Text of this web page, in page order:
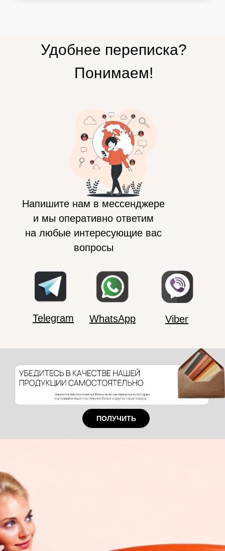
Напишите нам в мессенджере
и мы оперативно ответим
на любые интересующие вас
вопросы
Удобнее переписка?
Понимаем!
Telegram WhatsApp Viber
ПОЛУЧИТЬ